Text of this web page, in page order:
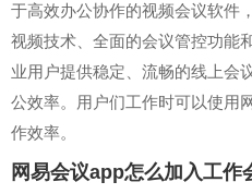
于高效办公协作的视频会议软件
视频技术、全面的会议管控功能
业用户提供稳定、流畅的线上会
公效率。用户们工作时可以使用
作效率。
网易会议app怎么加入工作